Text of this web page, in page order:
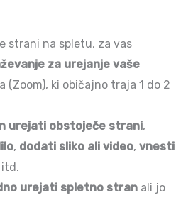
strani na spletu, za vas
za urejanje vaše
(Zoom), ki običajno traja 1 do 2
urejati obstoječe strani,
, dodati sliko ali video, vnesti
itd.
urejati spletno stran ali jo